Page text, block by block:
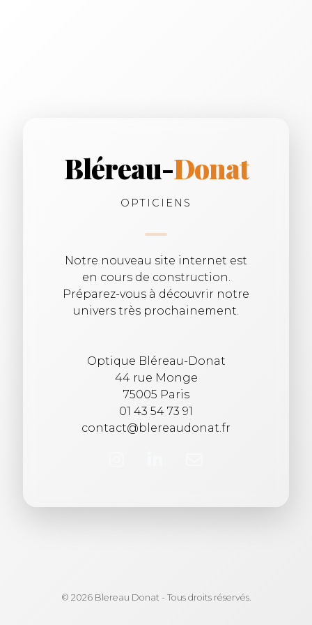
Bléreau-Donat
OPTICIENS
Notre nouveau site internet est
en cours de construction.
Préparez-vous à découvrir notre
univers très prochainement.
Optique Bléreau-Donat
44 rue Monge
75005 Paris
01 43 54 73 91
contact@blereaudonat.fr
© 2026 Blereau Donat - Tous droits réservés.